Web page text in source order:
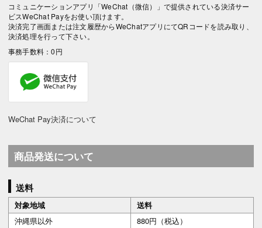
コミュニケーションアプリ「WeChat（微信）」で提供されている決済サー
ビスWeChat Payをお使い頂けます。
決済完了画面または注文履歴からWeChatアプリにてQRコードを読み取り、
決済処理を行って下さい。
事務手数料：0円
WeChat Pay決済について
商品発送について
送料
対象地域
送料
沖縄県以外
880円（税込）